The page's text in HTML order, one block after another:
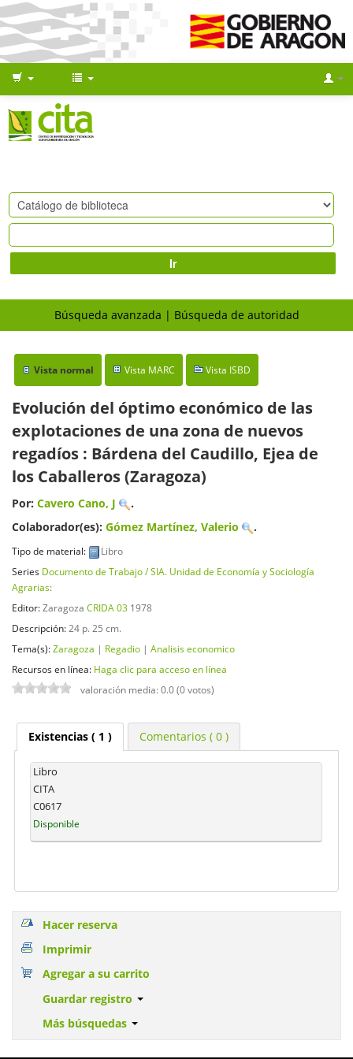
Ir
Búsqueda avanzada Búsqueda de autoridad
Vista normal Vista MARC Vista ISBD
Evolución del óptimo económico de las
explotaciones de una zona de nuevos
regadíos : Bárdena del Caudillo, Ejea de
los Caballeros (Zaragoza)
Por: Cavero Cano, J
.
Colaborador(es): Gómez Martínez, Valerio .
Tipo de material:
Libro
Series Documento de Trabajo / SIA. Unidad de Economía y Sociología
Agrarias:
Editor:Zaragoza CRIDA 03 1978
Descripción: 24 p. 25 cm.
Tema(s):Zaragoza | Regadio | Analisis economico
Recursos en línea: Haga clic para acceso en línea
valoración media: 0.0 (0 votos)
Existencias( 1 ) Comentarios ( 0 )
Libro
CITA
C0617
Disponible
Hacer reserva
Imprimir
Agregar a su carrito
Guardar registro
Más búsquedas